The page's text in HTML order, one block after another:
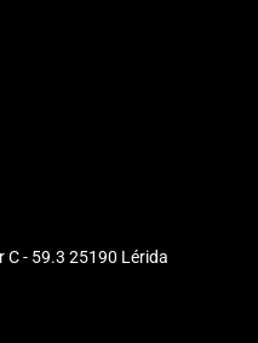
C - 59.3 25190 Lérida